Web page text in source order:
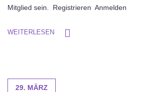
Mitglied sein. Registrieren Anmelden
WEITERLESEN
29. MÄRZ